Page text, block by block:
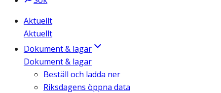
Aktuellt
Aktuellt
Dokument & lagar
Dokument & lagar
Beställ och ladda ner
Riksdagens öppna data